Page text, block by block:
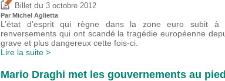
Billet du 3 octobre 2012
Par Michel Aglietta
L’état d’esprit qui règne dans la zone euro subit à
renversements qui ont scandé la tragédie européenne
grave et plus dangereux cette fois-ci.
Lire la suite >
Mario Draghi met les gouvernements au